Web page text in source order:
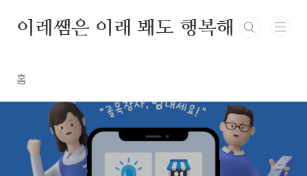
이레쌤은 이래 봬도 행복해
홈